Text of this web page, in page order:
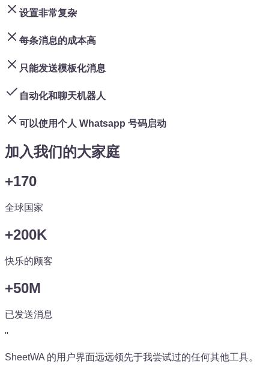
设置非常复杂
每条消息的成本高
只能发送模板化消息
自动化和聊天机器人
可以使用个人 Whatsapp 号码启动
加入我们的大家庭
+170
全球国家
+200K
快乐的顾客
+50M
已发送消息
''
SheetWA 的用户界面远远领先于我尝试过的任何其他工具。